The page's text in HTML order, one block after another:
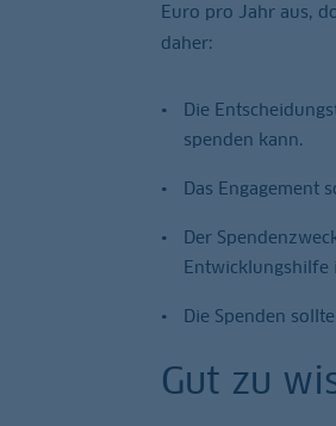
Euro pro Jahr aus,
daher:
Die
spenden kann.
Das Engagement
Der
Entwicklungshilfe
Die Spenden
Gut zu